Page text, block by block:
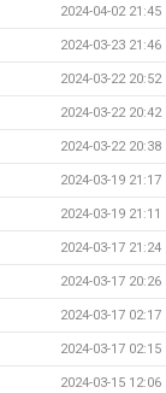
2024-04-02 21:45
2024-03-23 21:46
2024-03-22 20:52
2024-03-22 20:42
2024-03-22 20:38
2024-03-19 21:17
2024-03-19 21:11
2024-03-17 21:24
2024-03-17 20:26
2024-03-17 02:17
2024-03-17 02:15
2024-03-15 12:06